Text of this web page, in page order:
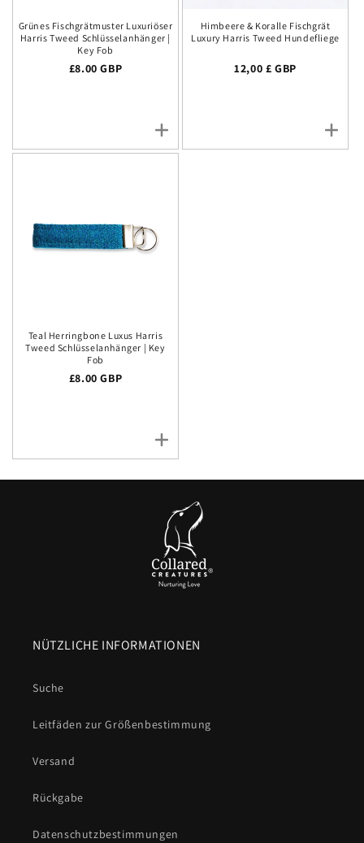
Grünes Fischgrätmuster Luxuriöser
Harris Tweed Schlüsselanhänger |
Key Fob
Regulärer Preis
£8.00 GBP
Himbeere & Koralle Fischgrät
Luxury Harris Tweed Hundefliege
Normalpreis
12,00 £ GBP
Teal Herringbone Luxus Harris
Tweed Schlüsselanhänger | Key
Fob
Regulärer Preis
£8.00 GBP
NÜTZLICHE INFORMATIONEN
Suche
Leitfäden zur Größenbestimmung
Versand
Rückgabe
Datenschutzbestimmungen